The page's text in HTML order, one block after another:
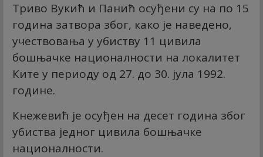
Триво Вукић и Панић осуђени су на по 15
година затвора због, како је наведено,
учествовања у убиству 11 цивила
бошњачке националности на локалитет
Ките у периоду од 27. до 30. јула 1992.
године.
Кнежевић је осуђен на десет година због
убиства једног цивила бошњачке
националности.